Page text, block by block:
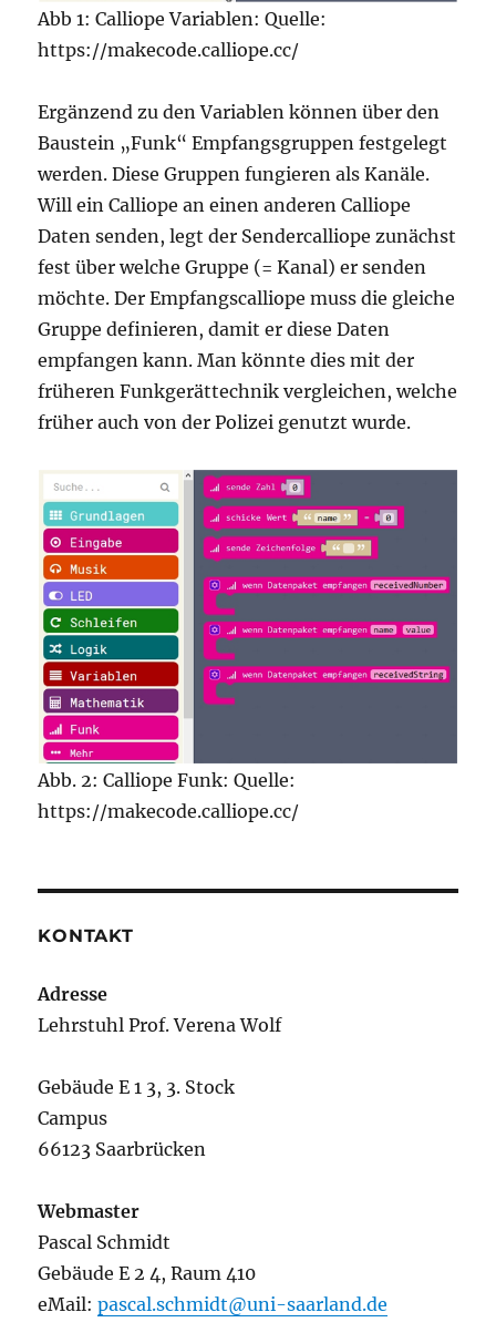
Abb 1: Calliope Variablen: Quelle:
https://makecode.calliope.cc/
Ergänzend zu den Variablen können über den
Baustein „Funk“ Empfangsgruppen festgelegt
werden. Diese Gruppen fungieren als Kanäle.
Will ein Calliope an einen anderen Calliope
Daten senden, legt der Sendercalliope zunächst
fest über welche Gruppe (= Kanal) er senden
möchte. Der Empfangscalliope muss die gleiche
Gruppe definieren, damit er diese Daten
empfangen kann. Man könnte dies mit der
früheren Funkgerättechnik vergleichen, welche
früher auch von der Polizei genutzt wurde.
Abb. 2: Calliope Funk: Quelle:
https://makecode.calliope.cc/
KONTAKT
Adresse
Lehrstuhl Prof. Verena Wolf
Gebäude E 1 3, 3. Stock
Campus
66123 Saarbrücken
Webmaster
Pascal Schmidt
Gebäude E 2 4, Raum 410
eMail:pascal.schmidt@uni-saarland.de